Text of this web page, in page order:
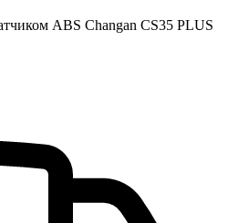
ABS Changan CS35 PLUS